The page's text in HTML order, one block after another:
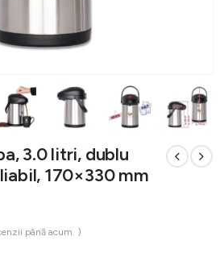
3.0 litri, dublu
170×330 mm
până acum. )